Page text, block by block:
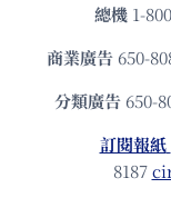
總機 1-
商業廣告 650-
分類廣告 650-
訂閱報紙
8187